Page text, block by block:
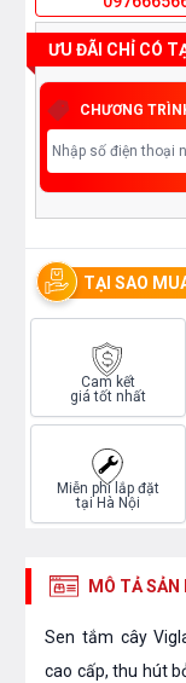
ƯU ĐÃI CHỈ CÓ
CHƯƠNG
TẠI SAO
Cam kết
giá tốt nhất
Miễn phí lắp đặt
tại Hà Nội
MÔ TẢ SẢN
Sen tắm cây
cao cấp, thu hút